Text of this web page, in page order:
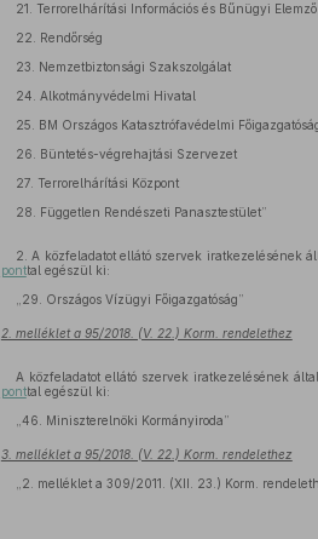
21. Terrorelhárítási Információs és Bűnügyi
22. Rendőrség
23. Nemzetbiztonsági Szakszolgálat
24. Alkotmányvédelmi Hivatal
25. BM Országos Katasztrófavédelmi
26. Büntetés-végrehajtási Szervezet
27. Terrorelhárítási Központ
28. Független Rendészeti Panasztestület”
2. A közfeladatot ellátó szervek iratkezelésének
ponttal egészül ki:
„29. Országos Vízügyi Főigazgatóság”
2. melléklet a 95/2018. (V. 22.) Korm. rendelethez
A közfeladatot ellátó szervek iratkezelésének
ponttal egészül ki:
„46. Miniszterelnöki Kormányiroda”
3. melléklet a 95/2018. (V. 22.) Korm. rendelethez
„2. melléklet a 309/2011. (XII. 23.) Korm.